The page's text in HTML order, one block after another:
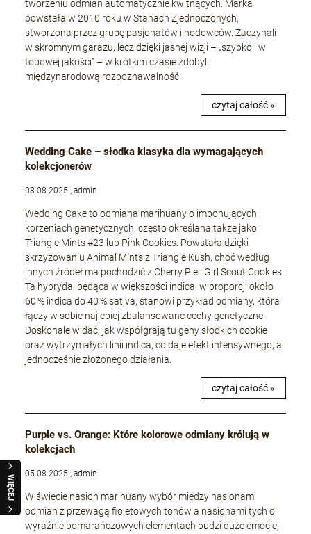
WIĘCEJ
tworzeniu odmian automatycznie kwitnących. Marka
powstała w 2010 roku w Stanach Zjednoczonych,
stworzona przez grupę pasjonatów i hodowców. Zaczynali
w skromnym garażu, lecz dzięki jasnej wizji – „szybko i w
topowej jakości” – w krótkim czasie zdobyli
międzynarodową rozpoznawalność.
czytaj całość »
Wedding Cake – słodka klasyka dla wymagających
kolekcjonerów
08-08-2025 , admin
Wedding Cake to odmiana marihuany o imponujących
korzeniach genetycznych, często określana także jako
Triangle Mints #23 lub Pink Cookies. Powstała dzięki
skrzyżowaniu Animal Mints z Triangle Kush, choć według
innych źródeł ma pochodzić z Cherry Pie i Girl Scout Cookies.
Ta hybryda, będąca w większości indica, w proporcji około
60 % indica do 40 % sativa, stanowi przykład odmiany, która
łączy w sobie najlepiej zbalansowane cechy genetyczne.
Doskonale widać, jak współgrają tu geny słodkich cookie
oraz wytrzymałych linii indica, co daje efekt intensywnego, a
jednocześnie złożonego działania.
czytaj całość »
Purple vs. Orange: Które kolorowe odmiany królują w
kolekcjach
05-08-2025 , admin
W świecie nasion marihuany wybór między nasionami
odmian z przewagą fioletowych tonów a nasionami tych o
wyraźnie pomarańczowych elementach budzi duże emocje,